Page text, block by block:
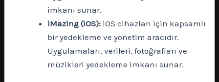
imkanı sunar.
iMazing (iOS): iOS cihazları için kapsamlı
bir yedekleme ve yönetim aracıdır.
Uygulamaları, verileri, fotoğrafları ve
müzikleri yedekleme imkanı sunar.